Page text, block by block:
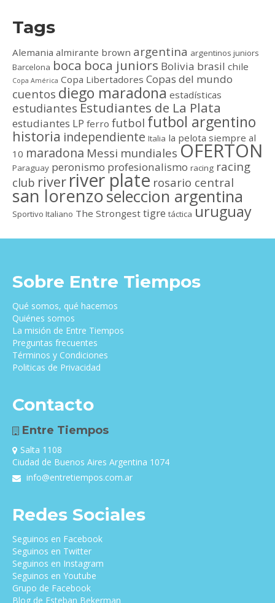
Tags
Alemania almirante brown argentina argentinos juniors
Barcelona boca boca juniors Bolivia brasil chile
Copa América Copa Libertadores Copas del mundo
cuentos diego maradona estadísticas
estudiantes Estudiantes de La Plata
estudiantes LP ferro futbol futbol argentino
historia independiente Italia la pelota siempre al
10 maradona Messi mundiales OFERTON
Paraguay peronismo profesionalismo racing racing
club river river plate rosario central
san lorenzoseleccion argentina
Sportivo Italiano The Strongest tigre táctica uruguay
Sobre Entre Tiempos
Qué somos, qué hacemos
Quiénes somos
La misión de Entre Tiempos
Preguntas frecuentes
Términos y Condiciones
Politicas de Privacidad
Contacto
Entre Tiempos
Salta 1108
Ciudad de Buenos Aires Argentina 1074
info@entretiempos.com.ar
Redes Sociales
Seguinos en Facebook
Seguinos en Twitter
Seguinos en Instagram
Seguinos en Youtube
Grupo de Facebook
Blog de Esteban Bekerman